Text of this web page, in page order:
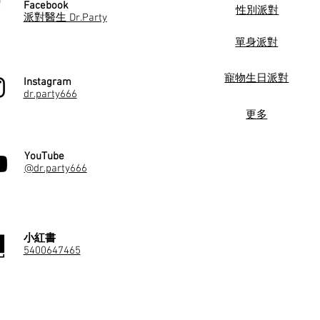
Facebook
派對醫生 Dr.Party
Instagram
dr.party666
YouTube
@dr.party666
小紅書
5400647465
性別派對
單身派對
寵物生日派對
更多